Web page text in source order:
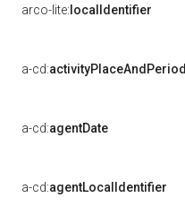
arco-lite: localIdentifier
a-cd:activityPlaceAndPeriod
a-cd:agentDate
a-cd:agentLocalIdentifier